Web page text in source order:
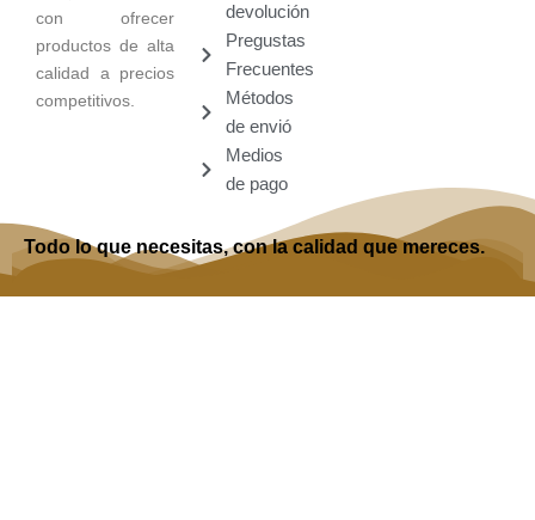
con ofrecer
productos de alta
calidad a precios
competitivos.
devolución
Pregustas
Frecuentes
Métodos
de envió
Medios
de pago
Todo lo que necesitas, con la calidad que mereces.